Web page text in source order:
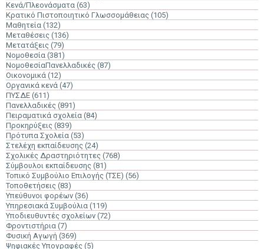
Κενά/Πλεονάσματα (63)
Κρατικό Πιστοποιητικό Γλωσσομάθειας (105)
Μαθητεία (132)
Μεταθέσεις (136)
Μετατάξεις (79)
Νομοθεσία (381)
ΝομοθεσίαΠανελλαδικές (87)
Οικονομικά (12)
Οργανικά κενά (47)
ΠΥΣΔΕ (611)
Πανελλαδικές (891)
Πειραματικά σχολεία (84)
Προκηρύξεις (839)
Πρότυπα Σχολεία (53)
Στελέχη εκπαίδευσης (24)
Σχολικές Δραστηριότητες (768)
Σύμβουλοι εκπαίδευσης (81)
Τοπικό Συμβούλιο Επιλογής (ΤΣΕ) (56)
Τοποθετήσεις (83)
Υπεύθυνοι φορέων (36)
Υπηρεσιακά Συμβούλια (119)
Υποδιευθυντές σχολείων (72)
Φροντιστήρια (7)
Φυσική Αγωγή (369)
Ψηφιακές Υπογραφές (5)